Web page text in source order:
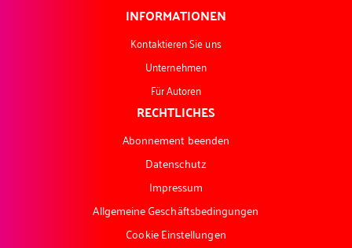
INFORMATIONEN
Kontaktieren Sie uns
Unternehmen
Für Autoren
RECHTLICHES
Abonnement beenden
Datenschutz
Impressum
Allgemeine Geschäftsbedingungen
Cookie Einstellungen